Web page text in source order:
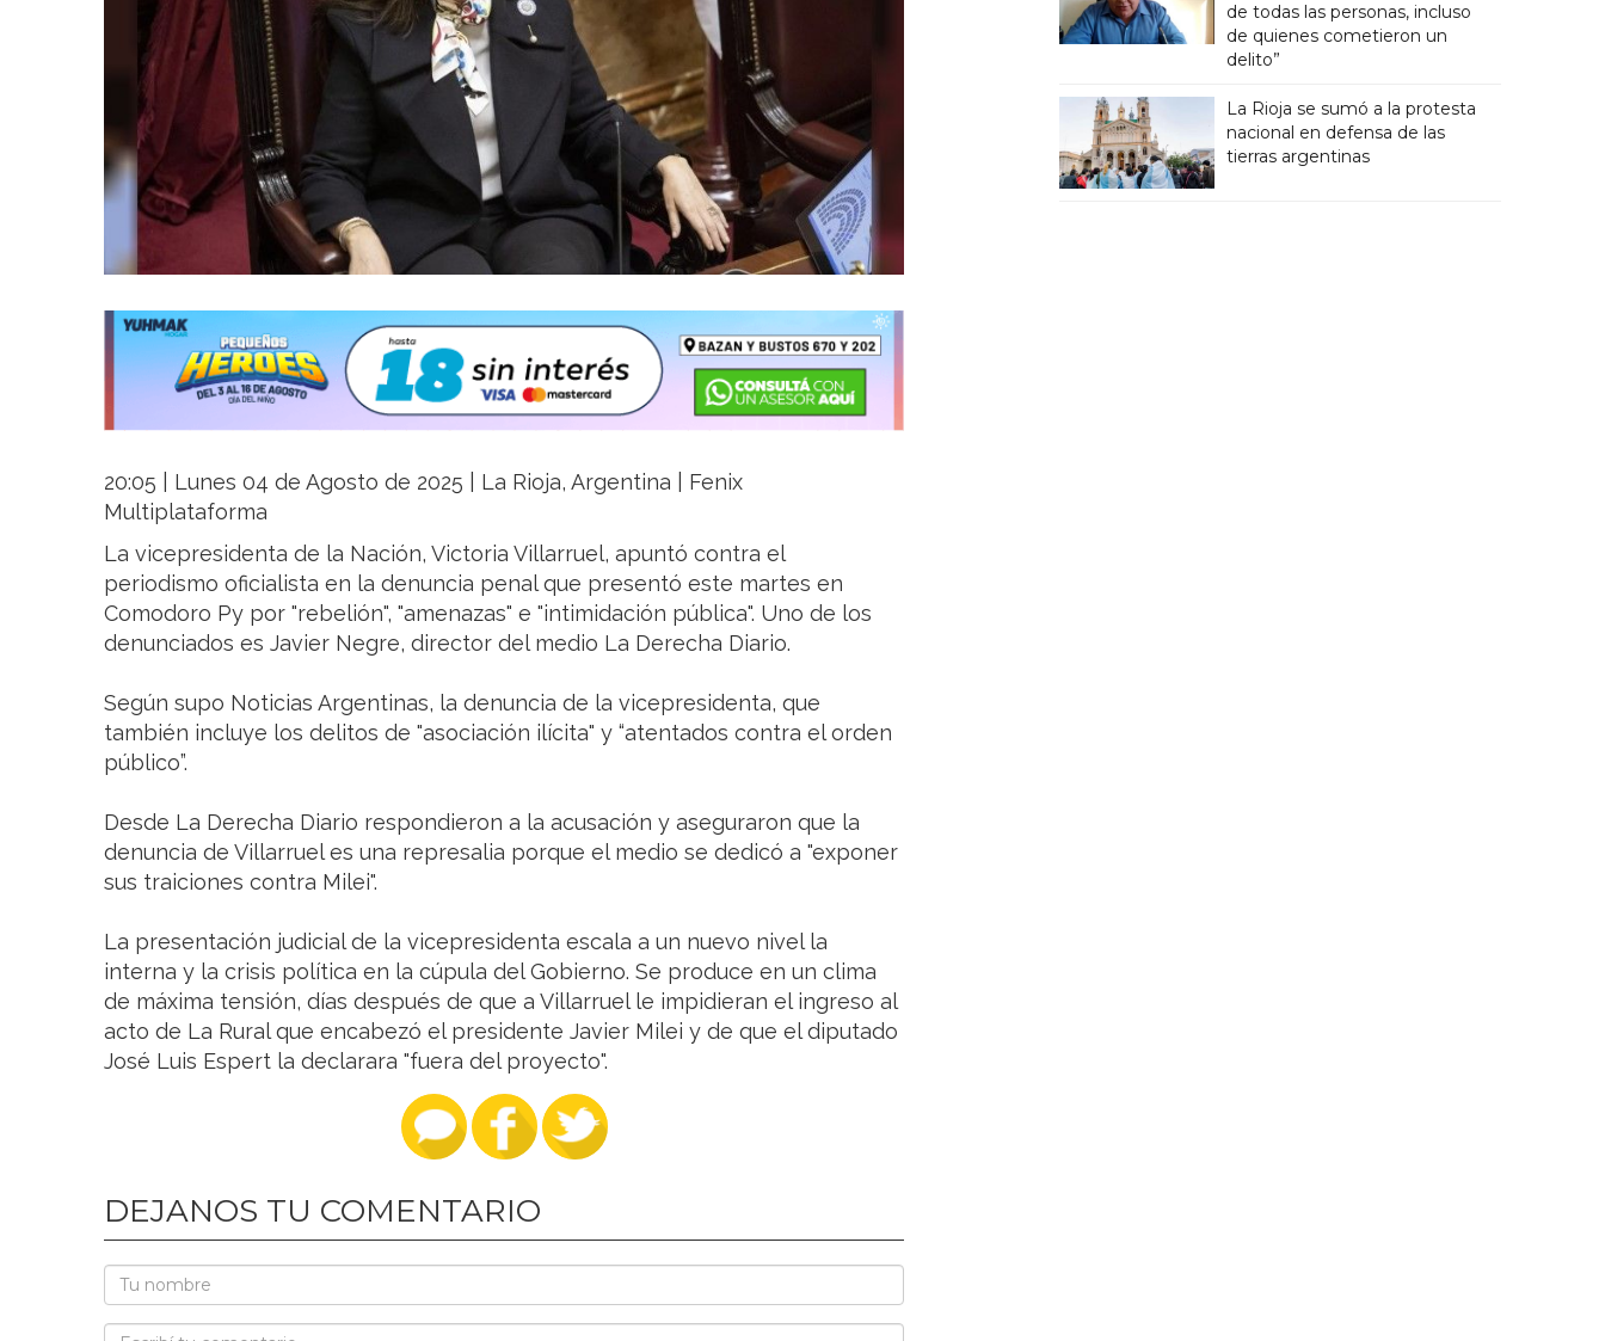
20:05 | Lunes 04 de Agosto de 2025 | La Rioja, Argentina | Fenix
Multiplataforma
La vicepresidenta de la Nación, Victoria Villarruel, apuntó contra el
periodismo oficialista en la denuncia penal que presentó este martes en
Comodoro Py por "rebelión", "amenazas" e "intimidación pública". Uno de los
denunciados es Javier Negre, director del medio La Derecha Diario.
Según supo Noticias Argentinas, la denuncia de la vicepresidenta, que
también incluye los delitos de "asociación ilícita" y “atentados contra el orden
público”.
Desde La Derecha Diario respondieron a la acusación y aseguraron que la
denuncia de Villarruel es una represalia porque el medio se dedicó a "exponer
sus traiciones contra Milei".
La presentación judicial de la vicepresidenta escala a un nuevo nivel la
interna y la crisis política en la cúpula del Gobierno. Se produce en un clima
de máxima tensión, días después de que a Villarruel le impidieran el ingreso al
acto de La Rural que encabezó el presidente Javier Milei y de que el diputado
José Luis Espert la declarara "fuera del proyecto".
DEJANOS TU COMENTARIO
de todas las personas, incluso
de quienes cometieron un
delito”
La Rioja se sumó a la protesta
nacional en defensa de las
tierras argentinas